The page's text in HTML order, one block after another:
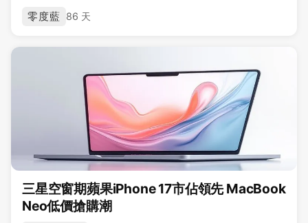
零度藍 86 天
三星空窗期蘋果iPhone 17市佔領先 MacBook
Neo低價搶購潮